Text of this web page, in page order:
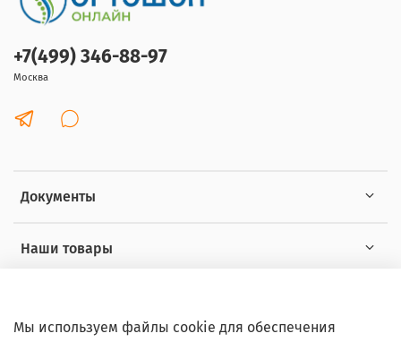
Документы
Наши товары
+7(499) 346-88-97
Москва
Мы используем файлы cookie для обеспечения